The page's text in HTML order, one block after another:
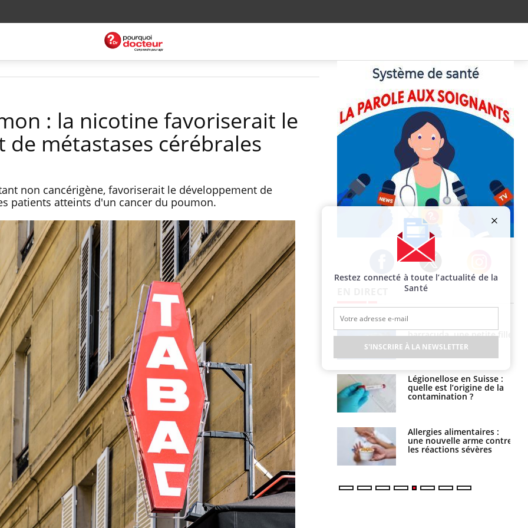
: la nicotine favoriserait le
métastases cérébrales
non cancérigène, favoriserait le développement de
patients atteints d'un cancer du poumon.
Facebook Twitter Instagram
Fortes chaleurs :
pourquoi le risque de
noyade grimpe-t-il ?
Le Viagra pourrait-il
freiner la propagation du
cancer ?
Pourquoi manger moins
de protéines pourrait
finalement être bénéfique
Grossesse et chaleur : ce
que dit la science
Le smartphone nuit-il à
l'apprentissage de la
lecture ?
Mordue par une tique en
vacances, elle reste dans
le coma pendant 42 jours
barracuda, une petite fille
secourue grâce à un
réflexe essentiel
Légionellose en Suisse :
quelle est l’origine de la
contamination ?
Allergies alimentaires :
une nouvelle arme contre
les réactions sévères
Restez connecté à toute l’actualité de la
Santé
S'INSCRIRE À LA NEWSLETTER